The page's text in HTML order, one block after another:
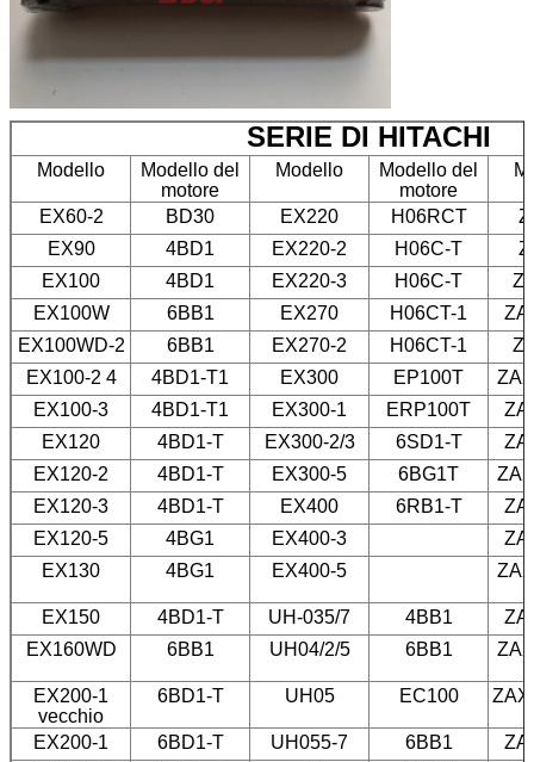
SERIE DI HITACHI
Modello
Modello del
motore
Modello
Modello del
motore
EX60-2 BD30 EX220 H06RCT
EX90
4BD1 EX220-2 H06C-T
EX100
4BD1 EX220-3 H06C-T
EX100W
6BB1 EX270 H06CT-1
EX100WD-2
6BB1 EX270-2 H06CT-1
EX100-2 4
4BD1-T1 EX300 EP100T
EX100-3
4BD1-T1 EX300-1 ERP100T
EX120
4BD1-T EX300-2/3 6SD1-T
EX120-2
4BD1-T EX300-5 6BG1T
EX120-3
4BD1-T EX400 6RB1-T
EX120-5
4BG1 EX400-3
EX130
4BG1 EX400-5
EX150 4BD1-T UH-035/7 4BB1
EX160WD
6BB1 UH04/2/5 6BB1
EX200-1
vecchio
6BD1-T UH05 EC100
EX200-1 6BD1-T UH055-7 6BB1